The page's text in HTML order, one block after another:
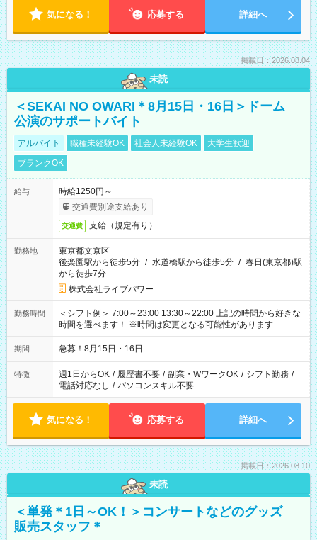
気になる！ 応募する 詳細へ
掲載日：2026.08.04
未読
＜SEKAI NO OWARI＊8月15日・16日＞ドーム
公演のサポートバイト
アルバイト 職種未経験OK 社会人未経験OK
大学生歓迎
ブランクOK
給与
時給1250円～
交通費別途支給あり
交通費 支給（規定有り）
勤務地
東京都文京区
後楽園駅から徒歩5分 / 水道橋駅から徒歩5分 / 春日(東京都)駅
から徒歩7分
株式会社ライブパワー
勤務時間
＜シフト例＞ 7:00～23:00 13:30～22:00 上記の時間から好きな
時間を選べます！ ※時間は変更となる可能性があります
期間 急募！8月15日・16日
特徴 週1日からOK / 履歴書不要 / 副業・WワークOK / シフト勤務 /
電話対応なし / パソコンスキル不要
気になる！ 応募する 詳細へ
掲載日：2026.08.10
未読
＜単発＊1日～OK！＞コンサートなどのグッズ
販売スタッフ＊